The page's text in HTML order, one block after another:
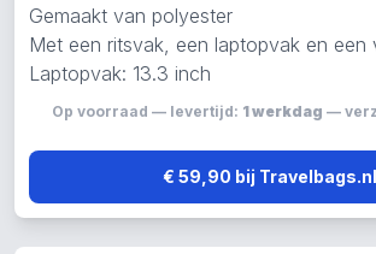
Gemaakt van polyester
Met een ritsvak, een laptopvak en een
Laptopvak: 13.3 inch
Op voorraad — levertijd: 1 werkdag —
€ 59,90 bij Travelbags.nl